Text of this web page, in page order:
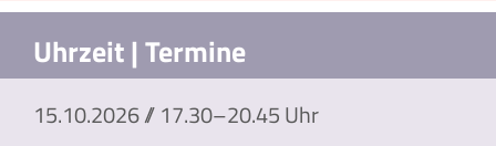
Uhrzeit | Termine
15.10.2026 // 17.30–20.45 Uhr